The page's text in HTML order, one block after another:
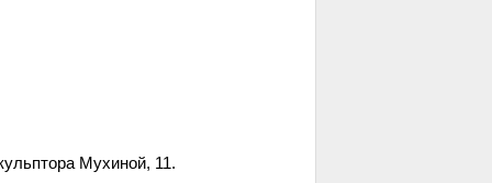
Мухиной, 11.